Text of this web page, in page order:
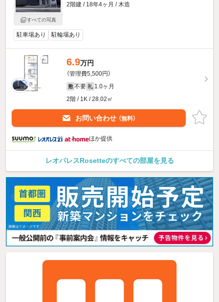
すべての写真
2階建 / 18年4ヶ月 / 木造
駐車場あり 駐輪場あり
6.9万円
（管理費5,500円）
敷 不要 礼 1.0ヶ月
2階 / 1K / 28.02㎡
お問い合わせ （無料）
ほか提供
レオパレスRosetteのすべての部屋を見る